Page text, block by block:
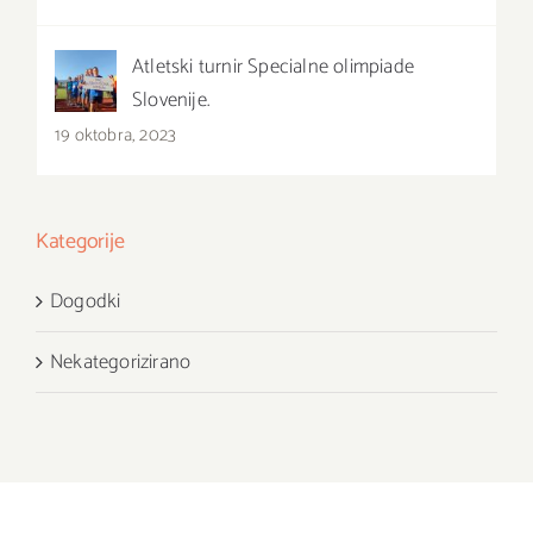
Atletski turnir Specialne olimpiade
Slovenije.
19 oktobra, 2023
Kategorije
Dogodki
Nekategorizirano